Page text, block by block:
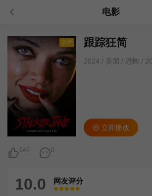
电影
正片 跟踪狂简
2024 / 美国 / 恐怖 /
646 0
立即播放
10.0 网友评分
很差
较差还行推荐力荐